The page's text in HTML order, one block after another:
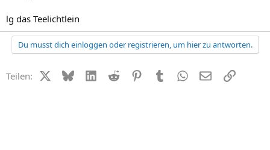
lg das Teelichtlein
Du musst dich einloggen oder registrieren, um hier zu antworten.
Teilen: X (Twitter)
BlueskyLinkedIn
Reddit PinterestTumblr WhatsApp
E-MailLink